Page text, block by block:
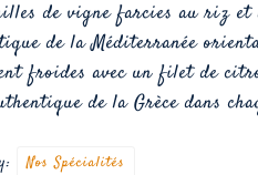
de vigne farcies au riz
de la Méditerranée
froides avec un filet de
de la Grèce dans
Nos Spécialités